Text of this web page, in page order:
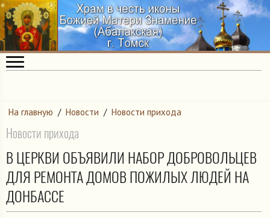
На главную / Новости / Новости прихода
Новости прихода
В ЦЕРКВИ ОБЪЯВИЛИ НАБОР ДОБРОВОЛЬЦЕВ
ДЛЯ РЕМОНТА ДОМОВ ПОЖИЛЫХ ЛЮДЕЙ НА
ДОНБАССЕ